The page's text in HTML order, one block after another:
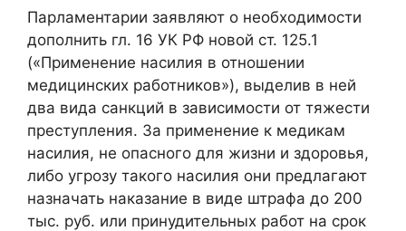
Парламентарии заявляют о необходимости
дополнить гл. 16 УК РФ новой ст. 125.1
(«Применение насилия в отношении
медицинских работников»), выделив в ней
два вида санкций в зависимости от тяжести
преступления. За применение к медикам
насилия, не опасного для жизни и здоровья,
либо угрозу такого насилия они предлагают
назначать наказание в виде штрафа до 200
тыс. руб. или принудительных работ на срок